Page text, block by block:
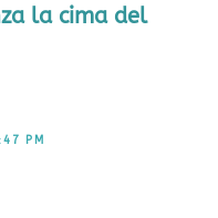
la cima del
PM